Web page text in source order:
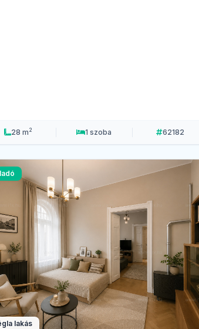
28 m2 1 szoba 62182
lakás